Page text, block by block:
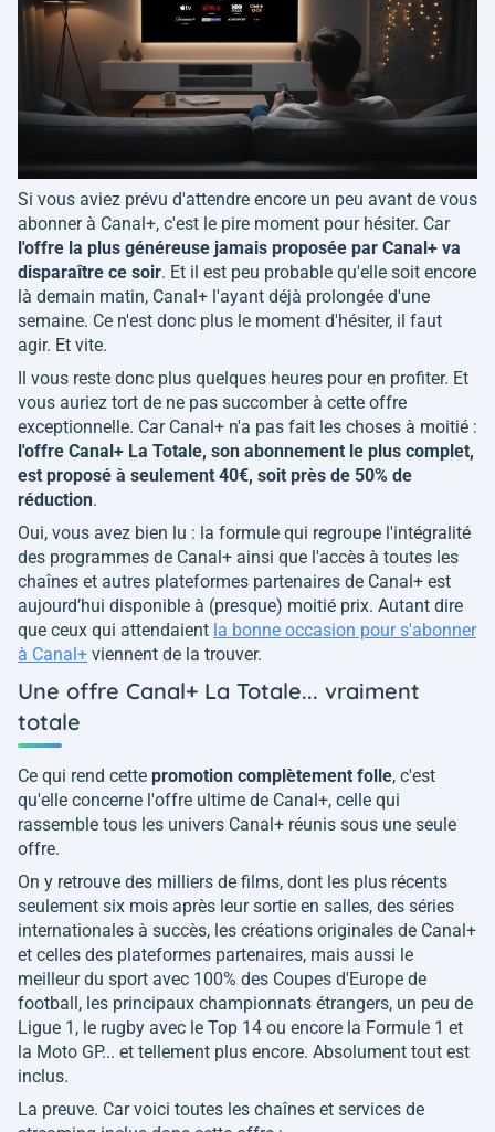
Si vous aviez prévu d'attendre encore un peu avant de vous
abonner à Canal+, c'est le pire moment pour hésiter. Car
l'offre la plus généreuse jamais proposée par Canal+ va
disparaître ce soir. Et il est peu probable qu'elle soit encore
là demain matin, Canal+ l'ayant déjà prolongée d'une
semaine. Ce n'est donc plus le moment d'hésiter, il faut
agir. Et vite.
Il vous reste donc plus quelques heures pour en profiter. Et
vous auriez tort de ne pas succomber à cette offre
exceptionnelle. Car Canal+ n'a pas fait les choses à moitié :
l'offre Canal+ La Totale, son abonnement le plus complet,
est proposé à seulement 40€, soit près de 50% de
réduction.
Oui, vous avez bien lu : la formule qui regroupe l'intégralité
des programmes de Canal+ ainsi que l'accès à toutes les
chaînes et autres plateformes partenaires de Canal+ est
aujourd’hui disponible à (presque) moitié prix. Autant dire
que ceux qui attendaient la bonne occasion pour s'abonner
à Canal+ viennent de la trouver.
Une offre Canal+ La Totale... vraiment
totale
Ce qui rend cette promotion complètement folle, c'est
qu'elle concerne l'offre ultime de Canal+, celle qui
rassemble tous les univers Canal+ réunis sous une seule
offre.
On y retrouve des milliers de films, dont les plus récents
seulement six mois après leur sortie en salles, des séries
internationales à succès, les créations originales de Canal+
et celles des plateformes partenaires, mais aussi le
meilleur du sport avec 100% des Coupes d'Europe de
football, les principaux championnats étrangers, un peu de
Ligue 1, le rugby avec le Top 14 ou encore la Formule 1 et
la Moto GP... et tellement plus encore. Absolument tout est
inclus.
La preuve. Car voici toutes les chaînes et services de